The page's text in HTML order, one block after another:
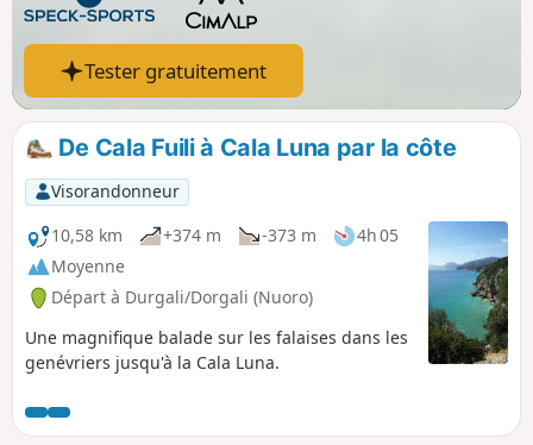
Tester gratuitement
De Cala Fuili à Cala Luna par la côte
Visorandonneur
10,58 km
+374 m -373 m
4h 05
Moyenne
Départ à Durgali/Dorgali (Nuoro)
Une magnifique balade sur les falaises dans les
genévriers jusqu'à la Cala Luna.